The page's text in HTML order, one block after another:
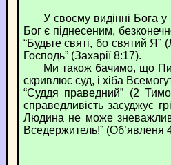
У своєму видінні Бога у
Бог є піднесеним,
“Будьте святі, бо святий
Господь” (Захарії 8:17).
Ми також бачимо, що
скривлює суд, і хіба
“Суддя праведний” (2
справедливість засуджує
Людина не може
Вседержитель!” (Об’явленя